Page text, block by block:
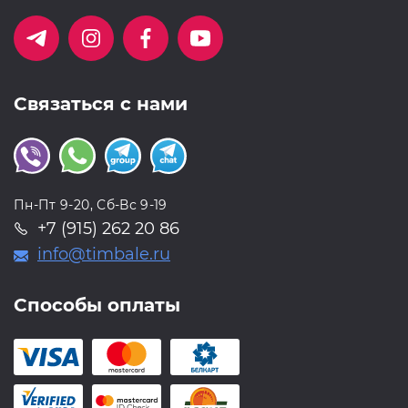
Связаться с нами
Пн-Пт 9-20, Сб-Вс 9-19
+7 (915) 262 20 86
info@timbale.ru
Способы оплаты